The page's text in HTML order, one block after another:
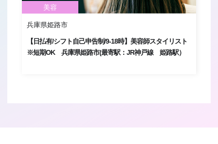
美容
兵庫県姫路市
【日払有/シフト自己申告制/9-18時】美容師スタイリスト
※短期OK 兵庫県姫路市(最寄駅：JR神戸線 姫路駅）